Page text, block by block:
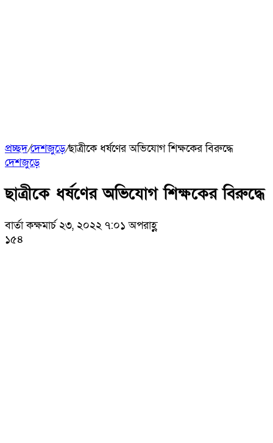
প্রচ্ছদ/দেশজুড়ে/ছাত্রীকে ধর্ষণের অভিযোগ শিক্ষকের বিরুদ্ধে
দেশজুড়ে
ছাত্রীকে ধর্ষণের অভিযোগ শিক্ষকের বিরুদ্ধে
বার্তা কক্ষমার্চ ২৩, ২০২২ ৭:০১ অপরাহ্ণ
১৫৪